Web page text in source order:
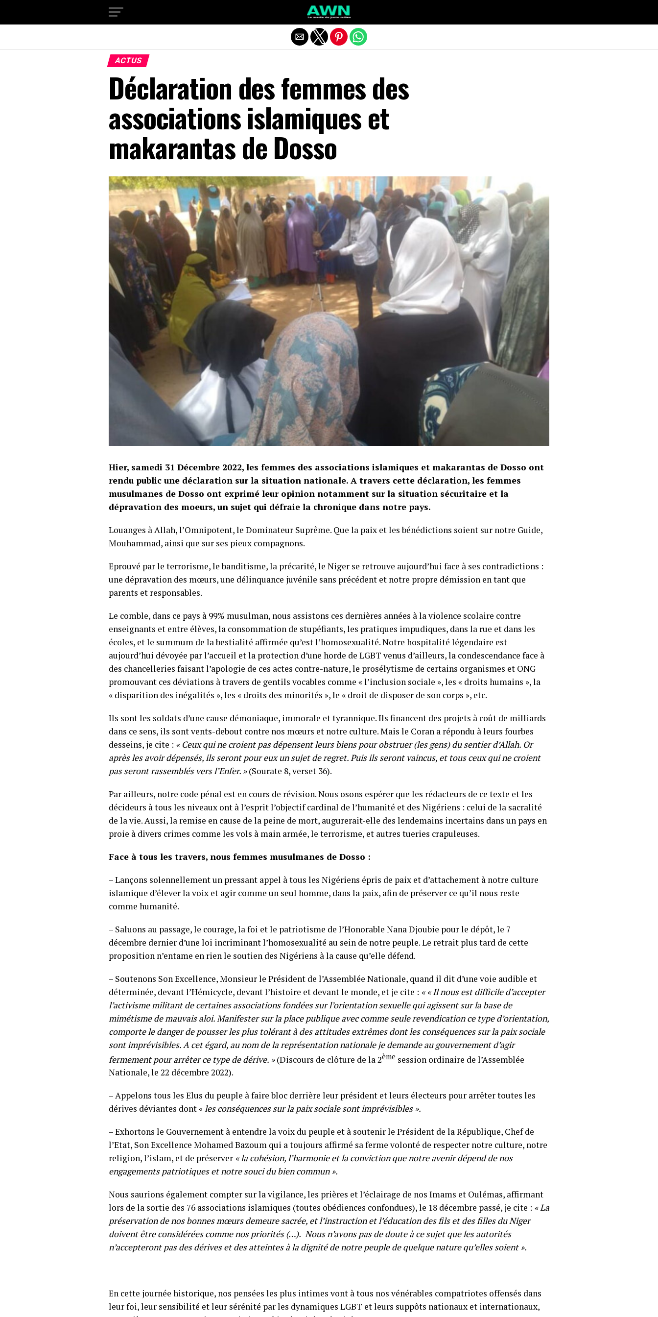
ACTUS
Déclaration des femmes des
associations islamiques et
makarantas de Dosso
Hier, samedi 31 Décembre 2022, les femmes des associations islamiques et makarantas de Dosso ont
rendu public une déclaration sur la situation nationale. A travers cette déclaration, les femmes
musulmanes de Dosso ont exprimé leur opinion notamment sur la situation sécuritaire et la
dépravation des moeurs, un sujet qui défraie la chronique dans notre pays.
Louanges à Allah, l’Omnipotent, le Dominateur Suprême. Que la paix et les bénédictions soient sur notre Guide,
Mouhammad, ainsi que sur ses pieux compagnons.
Eprouvé par le terrorisme, le banditisme, la précarité, le Niger se retrouve aujourd’hui face à ses contradictions :
une dépravation des mœurs, une délinquance juvénile sans précédent et notre propre démission en tant que
parents et responsables.
Le comble, dans ce pays à 99% musulman, nous assistons ces dernières années à la violence scolaire contre
enseignants et entre élèves, la consommation de stupéfiants, les pratiques impudiques, dans la rue et dans les
écoles, et le summum de la bestialité affirmée qu’est l’homosexualité. Notre hospitalité légendaire est
aujourd’hui dévoyée par l’accueil et la protection d’une horde de LGBT venus d’ailleurs, la condescendance face à
des chancelleries faisant l’apologie de ces actes contre-nature, le prosélytisme de certains organismes et ONG
promouvant ces déviations à travers de gentils vocables comme « l’inclusion sociale », les « droits humains », la
« disparition des inégalités », les « droits des minorités », le « droit de disposer de son corps », etc.
Ils sont les soldats d’une cause démoniaque, immorale et tyrannique. Ils financent des projets à coût de milliards
dans ce sens, ils sont vents-debout contre nos mœurs et notre culture. Mais le Coran a répondu à leurs fourbes
desseins, je cite : « Ceux qui ne croient pas dépensent leurs biens pour obstruer (les gens) du sentier d’Allah. Or
après les avoir dépensés, ils seront pour eux un sujet de regret. Puis ils seront vaincus, et tous ceux qui ne croient
pas seront rassemblés vers l’Enfer. »(Sourate 8, verset 36).
Par ailleurs, notre code pénal est en cours de révision. Nous osons espérer que les rédacteurs de ce texte et les
décideurs à tous les niveaux ont à l’esprit l’objectif cardinal de l’humanité et des Nigériens : celui de la sacralité
de la vie. Aussi, la remise en cause de la peine de mort, augurerait-elle des lendemains incertains dans un pays en
proie à divers crimes comme les vols à main armée, le terrorisme, et autres tueries crapuleuses.
Face à tous les travers, nous femmes musulmanes de Dosso :
– Lançons solennellement un pressant appel à tous les Nigériens épris de paix et d’attachement à notre culture
islamique d’élever la voix et agir comme un seul homme, dans la paix, afin de préserver ce qu’il nous reste
comme humanité.
– Saluons au passage, le courage, la foi et le patriotisme de l’Honorable Nana Djoubie pour le dépôt, le 7
décembre dernier d’une loi incriminant l’homosexualité au sein de notre peuple. Le retrait plus tard de cette
proposition n’entame en rien le soutien des Nigériens à la cause qu’elle défend.
– Soutenons Son Excellence, Monsieur le Président de l’Assemblée Nationale, quand il dit d’une voie audible et
déterminée, devant l’Hémicycle, devant l’histoire et devant le monde, et je cite : « « Il nous est difficile d’accepter
l’activisme militant de certaines associations fondées sur l’orientation sexuelle qui agissent sur la base de
mimétisme de mauvais aloi. Manifester sur la place publique avec comme seule revendication ce type d’orientation,
comporte le danger de pousser les plus tolérant à des attitudes extrêmes dont les conséquences sur la paix sociale
sont imprévisibles. A cet égard, au nom de la représentation nationale je demande au gouvernement d’agir
fermement pour arrêter ce type de dérive. »(Discours de clôture de la 2ème session ordinaire de l’Assemblée
Nationale, le 22 décembre 2022).
– Appelons tous les Elus du peuple à faire bloc derrière leur président et leurs électeurs pour arrêter toutes les
dérives déviantes dont «les conséquences sur la paix sociale sont imprévisibles ».
– Exhortons le Gouvernement à entendre la voix du peuple et à soutenir le Président de la République, Chef de
l’Etat, Son Excellence Mohamed Bazoum qui a toujours affirmé sa ferme volonté de respecter notre culture, notre
religion, l’islam, et de préserver « la cohésion, l’harmonie et la conviction que notre avenir dépend de nos
engagements patriotiques et notre souci du bien commun ».
Nous saurions également compter sur la vigilance, les prières et l’éclairage de nos Imams et Oulémas, affirmant
lors de la sortie des 76 associations islamiques (toutes obédiences confondues), le 18 décembre passé, je cite : «La
préservation de nos bonnes mœurs demeure sacrée, et l’instruction et l’éducation des fils et des filles du Niger
doivent être considérées comme nos priorités (…). Nous n’avons pas de doute à ce sujet que les autorités
n’accepteront pas des dérives et des atteintes à la dignité de notre peuple de quelque nature qu’elles soient ».
En cette journée historique, nos pensées les plus intimes vont à tous nos vénérables compatriotes offensés dans
leur foi, leur sensibilité et leur sérénité par les dynamiques LGBT et leurs suppôts nationaux et internationaux,
Quitter la version mobile